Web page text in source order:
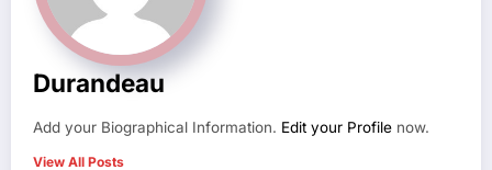
Durandeau
Add your Biographical Information. Edit your Profile now.
View All Posts